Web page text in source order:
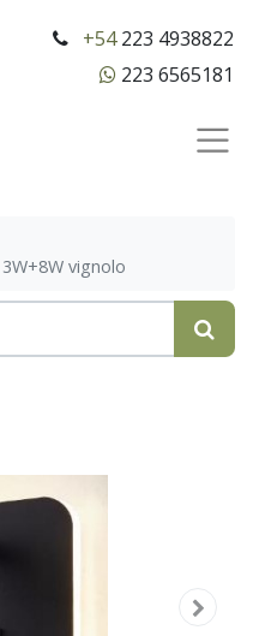
+54223 4938822
223 6565181
vignolo